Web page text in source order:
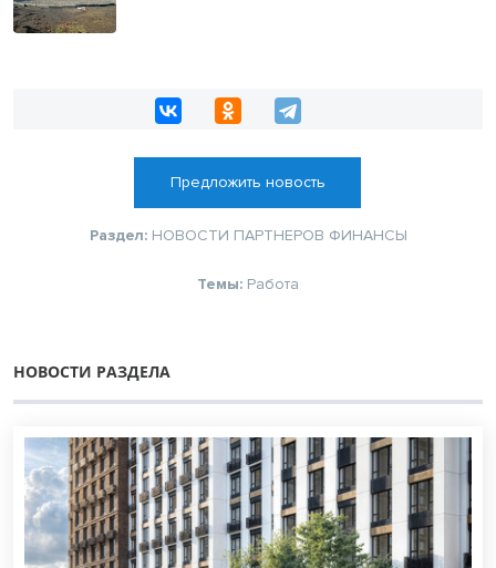
Предложить новость
Раздел: НОВОСТИ ПАРТНЕРОВ ФИНАНСЫ
Темы: Работа
НОВОСТИ РАЗДЕЛА